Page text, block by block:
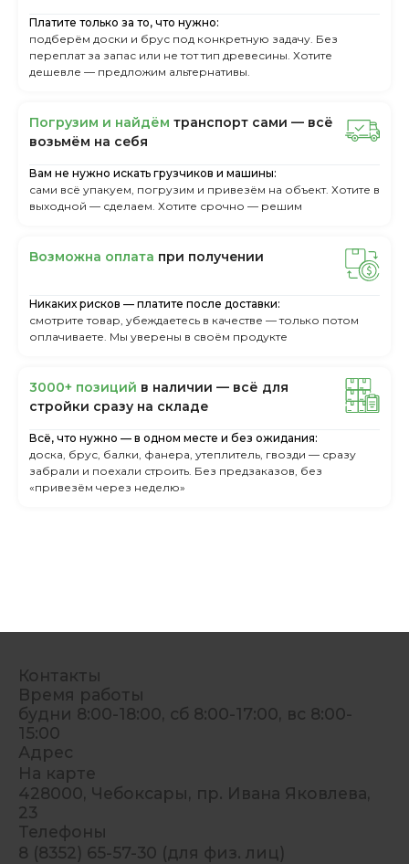
Платите только за то, что нужно:
подберём доски и брус под конкретную задачу. Без
переплат за запас или не тот тип древесины. Хотите
дешевле — предложим альтернативы.
Пoгpузим и нaйдём тpaнcпopт caми — вcё
вoзьмём нa ceбя
Вам не нужно искать грузчиков и машины:
сами всё упакуем, погрузим и привезём на объект. Хотите в
выходной — сделаем. Хотите срочно — решим
Boзмoжнa oплaтa пpи пoлучeнии
Никаких рисков — платите после доставки:
смотрите товар, убеждаетесь в качестве — только потом
оплачиваете. Мы уверены в своём продукте
3000+ пoзиций в нaличии — вcё для
cтpoйки cpaзу нa cклaдe
Всё, что нужно — в одном месте и без ожидания:
доска, брус, балки, фанера, утеплитель, гвозди — сразу
забрали и поехали строить. Без предзаказов, без
«привезём через неделю»
Контакты
Время работы
будни 8:00-18:00, сб 8:00-17:00, вс 8:00-
15:00
Адрес
На карте
428000, Чебоксары, пр. Ивана Яковлева,
23
Телефоны
8 (8352) 65-57-30 (для физ. лиц)